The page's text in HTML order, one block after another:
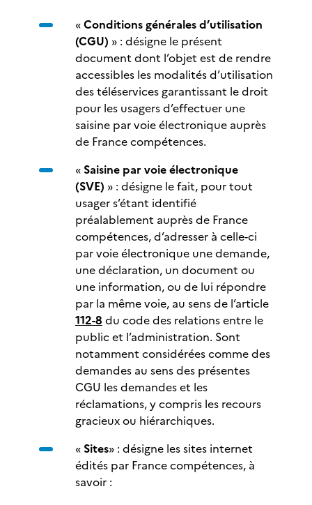
«Conditions générales d’utilisation
(CGU) » : désigne le présent
document dont l’objet est de rendre
accessibles les modalités d’utilisation
des téléservices garantissant le droit
pour les usagers d’effectuer une
saisine par voie électronique auprès
de France compétences.
«Saisine par voie électronique
(SVE) » : désigne le fait, pour tout
usager s’étant identifié
préalablement auprès de France
compétences, d’adresser à celle-ci
par voie électronique une demande,
une déclaration, un document ou
une information, ou de lui répondre
par la même voie, au sens de l’article
112-8 du code des relations entre le
public et l’administration. Sont
notamment considérées comme des
demandes au sens des présentes
CGU les demandes et les
réclamations, y compris les recours
gracieux ou hiérarchiques.
«Sites» : désigne les sites internet
édités par France compétences, à
savoir :